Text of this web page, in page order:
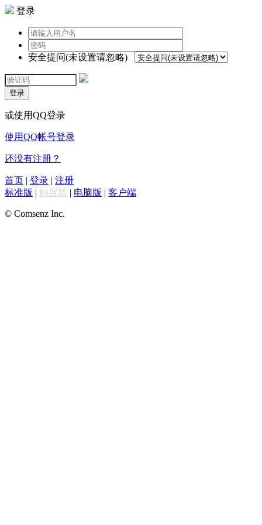
登录
安全提问(未设置请忽略)
登录
或使用QQ登录
使用QQ帐号登录
还没有注册？
首页 | 登录 | 注册
标准版 | 触屏版 | 电脑版 | 客户端
© Comsenz Inc.